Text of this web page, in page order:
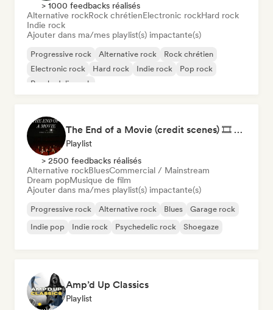
> 1000 feedbacks réalisés
Alternative rockRock chrétienElectronic rockHard rock
Indie rock
Ajouter dans ma/mes playlist(s) impactante(s)
Progressive rock Alternative rock
Rock chrétien
Electronic rock
Hard rock Indie rock
Pop rock
Psychedelic rock
The End of a Movie (credit scenes) 🎞️ Cinematic Dream Pop & Bedroom Indie
Playlist
> 2500 feedbacks réalisés
Alternative rockBluesCommercial / Mainstream
Dream popMusique de film
Ajouter dans ma/mes playlist(s) impactante(s)
Progressive rock Alternative rock Blues
Garage rock
Indie pop
Indie rock Psychedelic rock Shoegaze
Amp’d Up Classics
Playlist